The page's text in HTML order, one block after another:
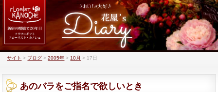
サイト > ブログ >2005年 >10月 > 17日
あのバラをご指名で欲しいとき